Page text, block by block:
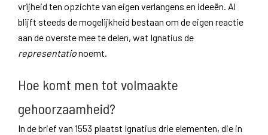
vrijheid ten opzichte van eigen verlangens en ideeën. Al
blijft steeds de mogelijkheid bestaan om de eigen reactie
aan de overste mee te delen, wat Ignatius de
representationoemt.
Hoe komt men tot volmaakte
gehoorzaamheid?
In de brief van 1553 plaatst Ignatius drie elementen, die in